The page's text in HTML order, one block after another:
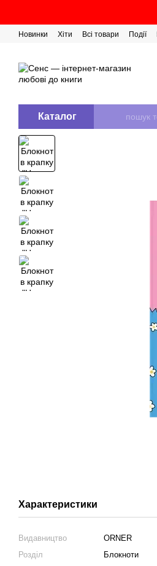
Новинки Хіти Всі товари Події
Каталог
Характеристики
Видавництво
ORNER
Розділ
Блокноти